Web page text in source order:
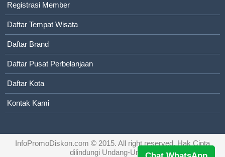
Registrasi Member
Daftar Tempat Wisata
Daftar Brand
Daftar Pusat Perbelanjaan
Daftar Kota
Kontak Kami
InfoPromoDiskon.com © 2015. All right reserved. Hak Cipta
dilindungi Undang-Undang